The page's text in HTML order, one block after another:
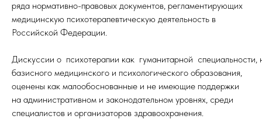
ряда нормативно-правовых документов, регламентирующих
медицинскую психотерапевтическую деятельность в
Российской Федерации.
Дискуссии о психотерапии как гуманитарной
базисного медицинского и психологического образования,
оценены как малообоснованные и не имеющие поддержки
на административном и законодательном уровнях, среди
специалистов и организаторов здравоохранения.